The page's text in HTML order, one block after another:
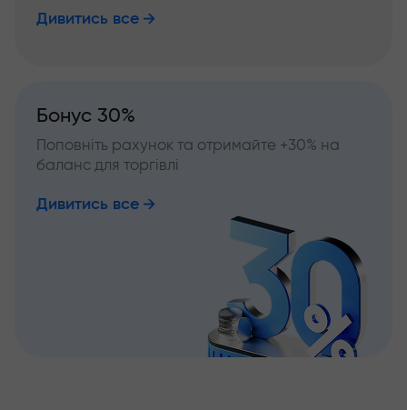
Дивитись все
Бонус 30%
Поповніть рахунок та отримайте +30% на
баланс для торгівлі
Дивитись все